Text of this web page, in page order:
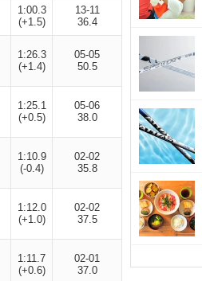
1:00.3
(+1.5)
13-11
36.4
1:26.3
(+1.4)
05-05
50.5
1:25.1
(+0.5)
05-06
38.0
1:10.9
(-0.4)
02-02
35.8
1:12.0
(+1.0)
02-02
37.5
1:11.7
(+0.6)
02-01
37.0